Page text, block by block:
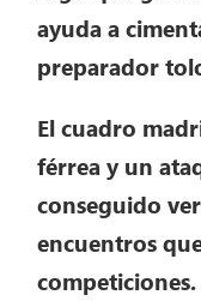
ayuda a
preparador
El cuadro
férrea y un
conseguido
encuentros